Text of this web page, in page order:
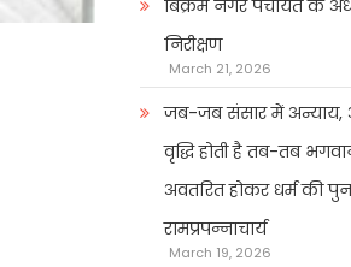
बिक्रम नगर पंचायत के
निरीक्षण
March 21, 2026
जब-जब संसार में अन्याय,
वृद्धि होती है तब-तब
अवतरित होकर धर्म की
रामप्रपन्नाचार्य
March 19, 2026